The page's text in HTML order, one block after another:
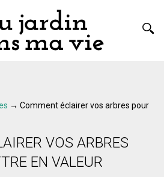
→ Comment éclairer vos arbres pour
VOS ARBRES
EN VALEUR